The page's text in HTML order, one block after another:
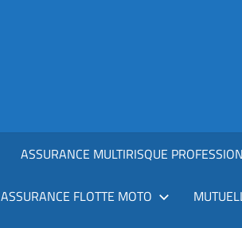
ASSURANCE MULTIRISQUE
ASSURANCE FLOTTE MOTO